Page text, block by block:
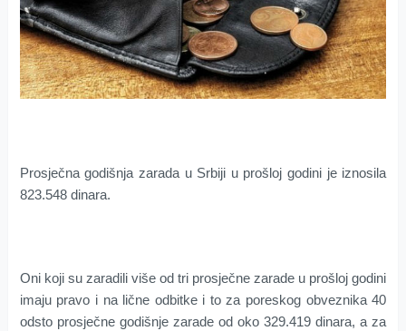
Prosječna godišnja zarada u Srbiji u prošloj godini je iznosila
823.548 dinara.
Oni koji su zaradili više od tri prosječne zarade u prošloj godini
imaju pravo i na lične odbitke i to za poreskog obveznika 40
odsto prosječne godišnje zarade od oko 329.419 dinara, a za